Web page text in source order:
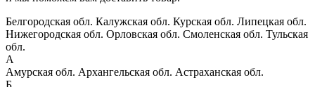
Белгородская обл. Калужская обл. Курская обл. Липецкая обл.
Нижегородская обл. Орловская обл. Смоленская обл. Тульская
обл.
А
Амурская обл. Архангельская обл. Астраханская обл.
Б